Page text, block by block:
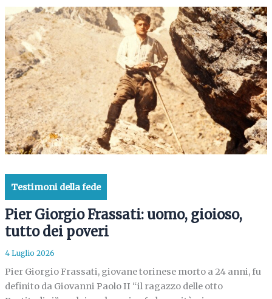
Testimoni della fede
Pier Giorgio Frassati: uomo, gioioso,
tutto dei poveri
4 Luglio 2026
Pier Giorgio Frassati, giovane torinese morto a 24 anni, fu
definito da Giovanni Paolo II “il ragazzo delle otto